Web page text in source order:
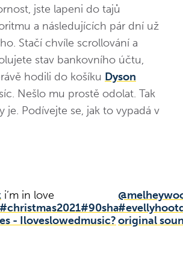
jste lapeni do tajů
a následujících pár dní už
Stačí chvíle scrollování a
stav bankovního účtu,
hodili do košíku Dyson
Nešlo mu prostě odolat. Tak
je. Podívejte se, jak to vypadá v
i’m in love
#christmas2021#90shairstyle
- Iloveslowedmusic?original